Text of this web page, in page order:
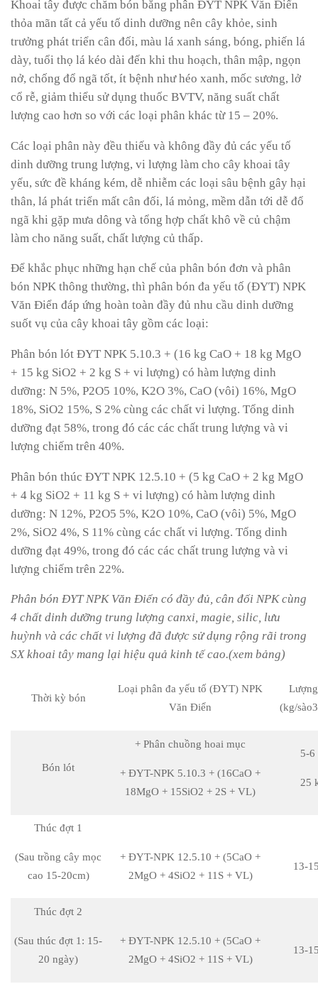
Khoai tây được chăm bón bằng phân ĐYT NPK Văn Điển
thỏa mãn tất cả yếu tố dinh dưỡng nên cây khỏe, sinh
trưởng phát triển cân đối, màu lá xanh sáng, bóng, phiến lá
dày, tuổi thọ lá kéo dài đến khi thu hoạch, thân mập, ngọn
nở, chống đổ ngã tốt, ít bệnh như héo xanh, mốc sương, lở
cổ rễ, giảm thiểu sử dụng thuốc BVTV, năng suất chất
lượng cao hơn so với các loại phân khác từ 15 – 20%.
Các loại phân này đều thiếu và không đầy đủ các yếu tố
dinh dưỡng trung lượng, vi lượng làm cho cây khoai tây
yếu, sức đề kháng kém, dễ nhiễm các loại sâu bệnh gây hại
thân, lá phát triển mất cân đối, lá mỏng, mềm dẫn tới dễ đổ
ngã khi gặp mưa dông và tổng hợp chất khô về củ chậm
làm cho năng suất, chất lượng củ thấp.
Để khắc phục những hạn chế của phân bón đơn và phân
bón NPK thông thường, thì phân bón đa yếu tố (ĐYT) NPK
Văn Điển đáp ứng hoàn toàn đầy đủ nhu cầu dinh dưỡng
suốt vụ của cây khoai tây gồm các loại:
Phân bón lót ĐYT NPK 5.10.3 + (16 kg CaO + 18 kg MgO
+ 15 kg SiO2 + 2 kg S + vi lượng) có hàm lượng dinh
dưỡng: N 5%, P2O5 10%, K2O 3%, CaO (vôi) 16%, MgO
18%, SiO2 15%, S 2% cùng các chất vi lượng. Tổng dinh
dưỡng đạt 58%, trong đó các các chất trung lượng và vi
lượng chiếm trên 40%.
Phân bón thúc ĐYT NPK 12.5.10 + (5 kg CaO + 2 kg MgO
+ 4 kg SiO2 + 11 kg S + vi lượng) có hàm lượng dinh
dưỡng: N 12%, P2O5 5%, K2O 10%, CaO (vôi) 5%, MgO
2%, SiO2 4%, S 11% cùng các chất vi lượng. Tổng dinh
dưỡng đạt 49%, trong đó các các chất trung lượng và vi
lượng chiếm trên 22%.
Phân bón ĐYT NPK Văn Điển có đầy đủ, cân đối NPK cùng
4 chất dinh dưỡng trung lượng canxi, magie, silic, lưu
huỳnh và các chất vi lượng đã được sử dụng rộng rãi trong
SX khoai tây mang lại hiệu quả kinh tế cao.(xem bảng)
Thời kỳ bón
Loại phân đa yếu tố (ĐYT) NPK
Văn Điển
(kg/
Bón lót
+ Phân chuồng hoai mục
+ ĐYT-NPK 5.10.3 + (16CaO +
18MgO + 15SiO2 + 2S + VL)
5-6
25
Thúc đợt 1
(Sau trồng cây mọc
cao 15-20cm)
+ ĐYT-NPK 12.5.10 + (5CaO +
2MgO + 4SiO2 + 11S + VL)
13-
Thúc đợt 2
(Sau thúc đợt 1: 15-
20 ngày)
+ ĐYT-NPK 12.5.10 + (5CaO +
2MgO + 4SiO2 + 11S + VL)
13-